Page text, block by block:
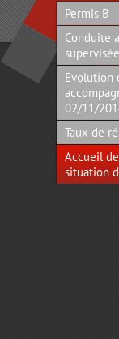
Permis B
Conduite
supervisée
Evolution
02/11/
Taux de
Accueil
situation